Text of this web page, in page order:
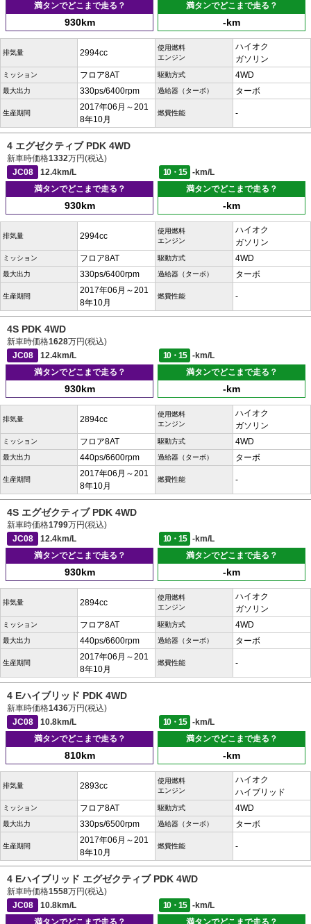
満タンでどこまで走る？
930km
満タンでどこまで走る？
-km
排気量 2994cc
使用燃料
エンジン
ハイオク
ガソリン
ミッション フロア8AT 駆動方式 4WD
最大出力 330ps/6400rpm 過給器（ターボ） ターボ
生産期間
2017年06月～201
8年10月
燃費性能 -
4 エグゼクティブ PDK 4WD
新車時価格1332万円(税込)
JC08
12.4km/L 10・15
-km/L
満タンでどこまで走る？
930km
満タンでどこまで走る？
-km
排気量 2994cc
使用燃料
エンジン
ハイオク
ガソリン
ミッション フロア8AT 駆動方式 4WD
最大出力 330ps/6400rpm 過給器（ターボ） ターボ
生産期間
2017年06月～201
8年10月
燃費性能 -
4S PDK 4WD
新車時価格1628万円(税込)
JC08
12.4km/L 10・15
-km/L
満タンでどこまで走る？
930km
満タンでどこまで走る？
-km
排気量 2894cc
使用燃料
エンジン
ハイオク
ガソリン
ミッション フロア8AT 駆動方式 4WD
最大出力 440ps/6600rpm 過給器（ターボ） ターボ
生産期間
2017年06月～201
8年10月
燃費性能 -
4S エグゼクティブ PDK 4WD
新車時価格1799万円(税込)
JC08
12.4km/L 10・15
-km/L
満タンでどこまで走る？
930km
満タンでどこまで走る？
-km
排気量 2894cc
使用燃料
エンジン
ハイオク
ガソリン
ミッション フロア8AT 駆動方式 4WD
最大出力 440ps/6600rpm 過給器（ターボ） ターボ
生産期間
2017年06月～201
8年10月
燃費性能 -
4 Eハイブリッド PDK 4WD
新車時価格1436万円(税込)
JC08
10.8km/L 10・15
-km/L
満タンでどこまで走る？
810km
満タンでどこまで走る？
-km
排気量 2893cc
使用燃料
エンジン
ハイオク
ハイブリッド
ミッション フロア8AT 駆動方式 4WD
最大出力 330ps/6500rpm 過給器（ターボ） ターボ
生産期間
2017年06月～201
8年10月
燃費性能 -
4 Eハイブリッド エグゼクティブ PDK 4WD
新車時価格1558万円(税込)
JC08
10.8km/L 10・15
-km/L